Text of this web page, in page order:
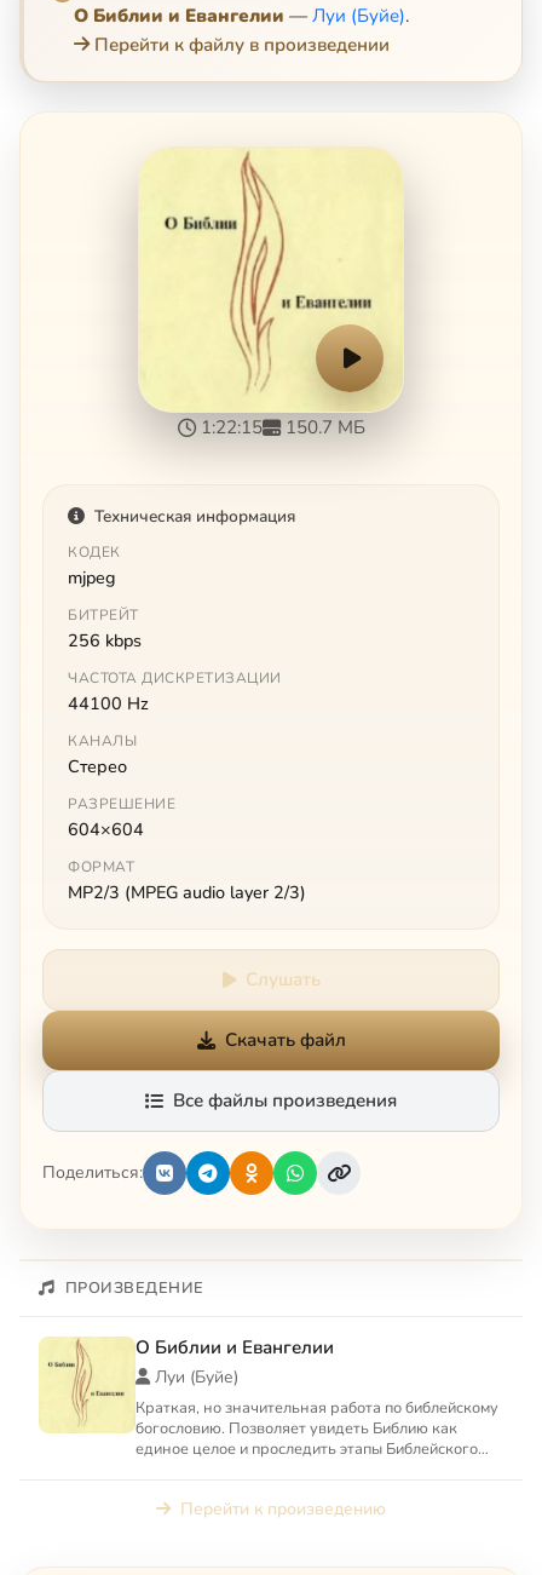
О Библии и Евангелии — Луи (Буйе).
Перейти к файлу в произведении
1:22:15 150.7 МБ
Техническая информация
КОДЕК
mjpeg
БИТРЕЙТ
256 kbps
ЧАСТОТА ДИСКРЕТИЗАЦИИ
44100 Hz
КАНАЛЫ
Стерео
РАЗРЕШЕНИЕ
604×604
ФОРМАТ
MP2/3 (MPEG audio layer 2/3)
Слушать
Скачать файл
Все файлы произведения
Поделиться:
ПРОИЗВЕДЕНИЕ
О Библии и Евангелии
Луи (Буйе)
Краткая, но значительная работа по библейскому
богословию. Позволяет увидеть Библию как
единое целое и проследить этапы Библейского
Перейти к произведению